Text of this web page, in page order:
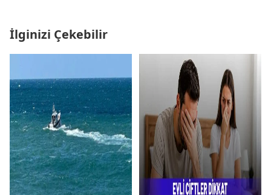
İlginizi Çekebilir